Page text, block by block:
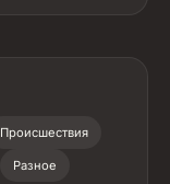
Происшествия
Разное